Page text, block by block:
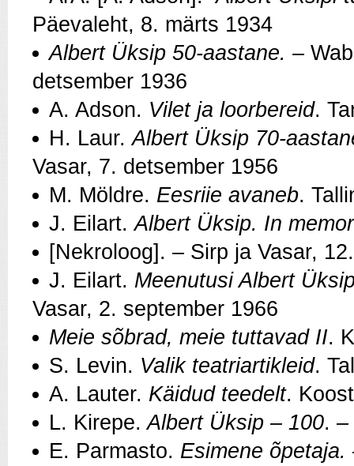
Päevaleht, 8. märts 1934
Albert Üksip 50-aastane. –
detsember 1936
A. Adson. Vilet ja loorbereid.
H. Laur.Albert Üksip 70-
Vasar, 7. detsember 1956
M. Möldre. Eesriie avaneb.
J. Eilart.Albert Üksip. In
[Nekroloog]. – Sirp ja Vasar,
J. Eilart. Meenutusi Albert
Vasar, 2. september 1966
Meie sõbrad, meie tuttavad II.
S. Levin. Valik teatriartikleid.
A. Lauter. Käidud teedelt.
L. Kirepe. Albert Üksip – 100. –
E. Parmasto. Esimene õpetaja.